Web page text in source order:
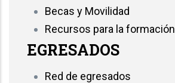
Becas y Movilidad
Recursos para la formación
EGRESADOS
Red de egresados